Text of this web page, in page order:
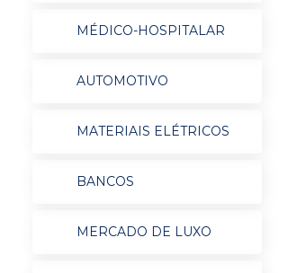
MÉDICO-HOSPITALAR
AUTOMOTIVO
MATERIAIS ELÉTRICOS
BANCOS
MERCADO DE LUXO